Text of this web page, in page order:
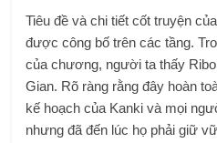
Tiêu đề và chi tiết cốt truyện
được công bố trên các tầng.
của chương, người ta thấy
Gian. Rõ ràng rằng đây hoàn
kế hoạch của Kanki và mọi
nhưng đã đến lúc họ phải giữ